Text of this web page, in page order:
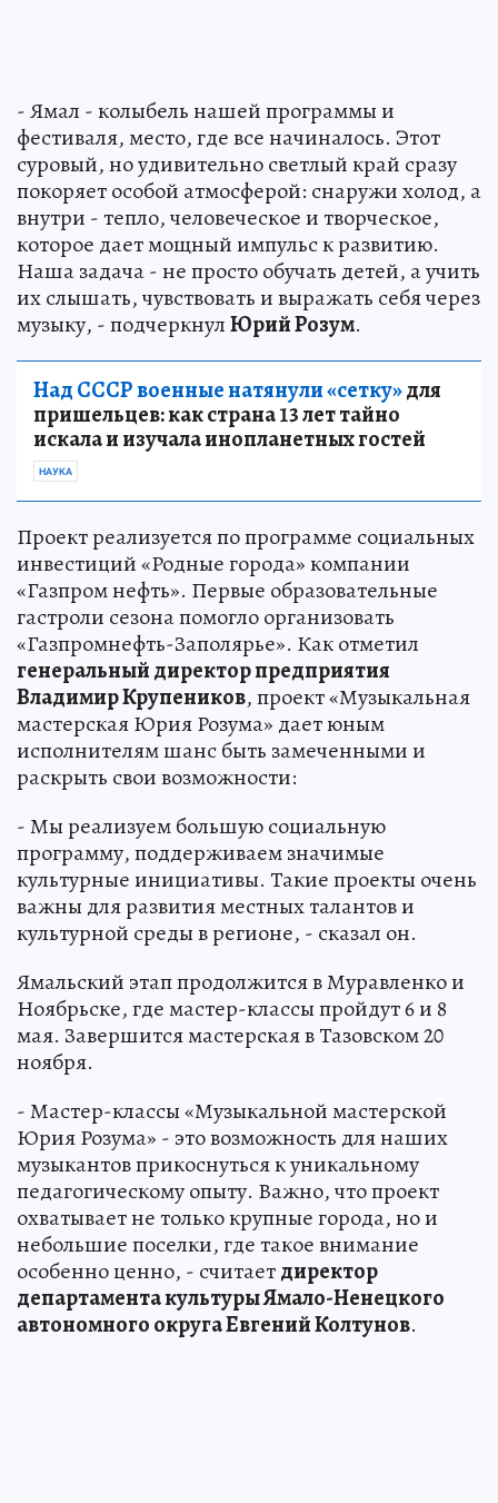
- Ямал - колыбель нашей программы и
фестиваля, место, где все начиналось. Этот
суровый, но удивительно светлый край сразу
покоряет особой атмосферой: снаружи холод, а
внутри - тепло, человеческое и творческое,
которое дает мощный импульс к развитию.
Наша задача - не просто обучать детей, а учить
их слышать, чувствовать и выражать себя через
музыку, - подчеркнулЮрий Розум.
Над СССР военные натянули «сетку»для
пришельцев: как страна 13 лет тайно
искала и изучала инопланетных гостей
НАУКА
Проект реализуется по программе социальных
инвестиций «Родные города» компании
«Газпром нефть». Первые образовательные
гастроли сезона помогло организовать
«Газпромнефть-Заполярье». Как отметил
генеральный директор предприятия
Владимир Крупеников, проект «Музыкальная
мастерская Юрия Розума» дает юным
исполнителям шанс быть замеченными и
раскрыть свои возможности:
- Мы реализуем большую социальную
программу, поддерживаем значимые
культурные инициативы. Такие проекты очень
важны для развития местных талантов и
культурной среды в регионе, - сказал он.
Ямальский этап продолжится в Муравленко и
Ноябрьске, где мастер-классы пройдут 6 и 8
мая. Завершится мастерская в Тазовском 20
ноября.
- Мастер-классы «Музыкальной мастерской
Юрия Розума» - это возможность для наших
музыкантов прикоснуться к уникальному
педагогическому опыту. Важно, что проект
охватывает не только крупные города, но и
небольшие поселки, где такое внимание
особенно ценно, - считаетдиректор
департамента культуры Ямало-Ненецкого
автономного округа Евгений Колтунов.